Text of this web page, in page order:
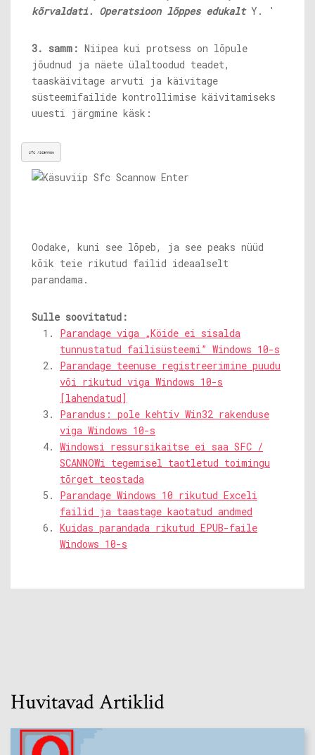
kõrvaldati. Operatsioon lõppes edukalt Y. '
3. samm: Niipea kui protsess on lõpule
jõudnud ja näete ülaltoodud teadet,
taaskäivitage arvuti ja käivitage
süsteemifailide kontrollimise käivitamiseks
uuesti järgmine käsk:
sfc /scannow
Oodake, kuni see lõpeb, ja see peaks nüüd
kõik teie rikutud failid ideaalselt
parandama.
Sulle soovitatud:
Parandage viga „Köide ei sisalda
tunnustatud failisüsteemi” Windows 10-s
Parandage teenuse registreerimine puudu
või rikutud viga Windows 10-s
[lahendatud]
Parandus: pole kehtiv Win32 rakenduse
viga Windows 10-s
Windowsi ressursikaitse ei saa SFC /
SCANNOWi tegemisel taotletud toimingu
tõrget teostada
Parandage Windows 10 rikutud Exceli
failid ja taastage kaotatud andmed
Kuidas parandada rikutud EPUB-faile
Windows 10-s
Huvitavad Artiklid